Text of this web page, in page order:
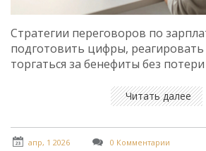
Стратегии переговоров по
подготовить цифры,
торгаться за бенефиты без
Читать далее
апр, 1 2026 0 Комментарии